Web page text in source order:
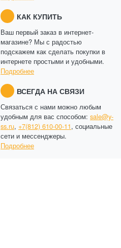
КАК КУПИТЬ
Ваш первый заказ в интернет-
магазине? Мы с радостью
подскажем как сделать покупки в
интернете простыми и удобными.
Подробнее
ВСЕГДА НА СВЯЗИ
Связаться с нами можно любым
удобным для вас способом: sale@y-
ss.ru, +7(812) 610-00-11, социальные
сети и мессенджеры.
Подробнее